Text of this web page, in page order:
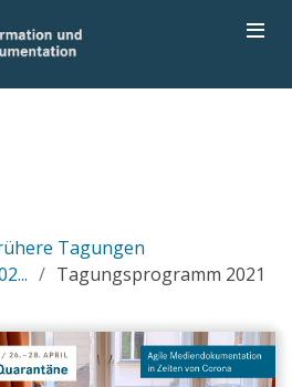
Tagungen
Tagungsprogramm 2021